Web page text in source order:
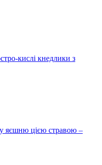
кислі кнедлики з
яєшню цією стравою –